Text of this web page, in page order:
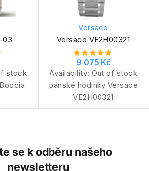
03
stock
Versace
Versace VE2H00321
9 075 Kč
Availability: Out of stock
pánské hodinky Versace
VE2H00321
se k odběru našeho
newsletteru